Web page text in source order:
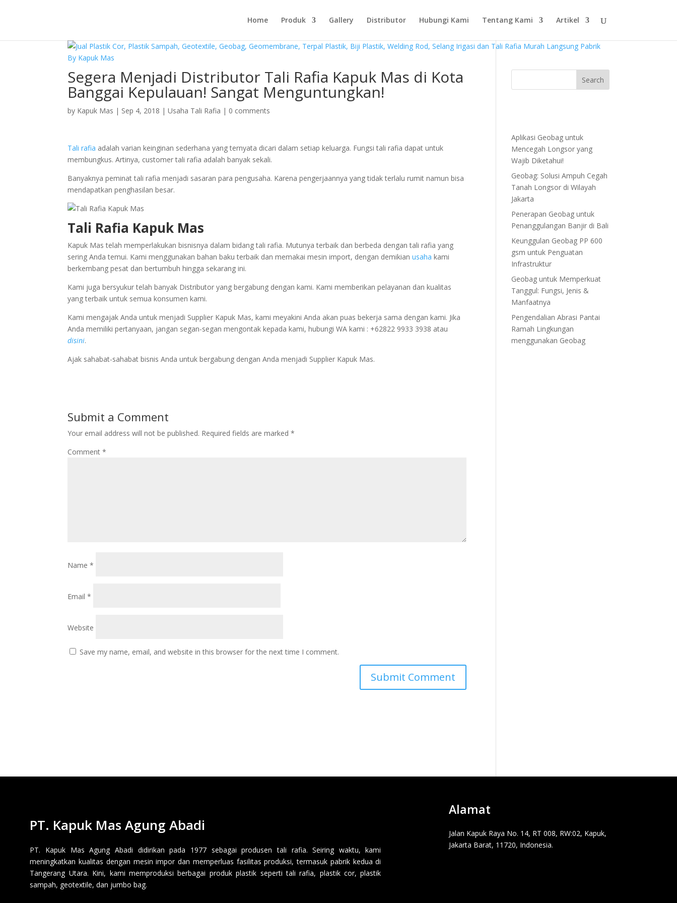
Home Produk Gallery Distributor Hubungi Kami Tentang Kami Artikel
Segera Menjadi Distributor Tali Rafia Kapuk Mas di Kota
Banggai Kepulauan! Sangat Menguntungkan!
by Kapuk Mas | Sep 4, 2018 |Usaha Tali Rafia | 0 comments
Tali rafia adalah varian keinginan sederhana yang ternyata dicari dalam setiap keluarga. Fungsi tali rafia dapat untuk
membungkus. Artinya, customer tali rafia adalah banyak sekali.
Banyaknya peminat tali rafia menjadi sasaran para pengusaha. Karena pengerjaannya yang tidak terlalu rumit namun bisa
mendapatkan penghasilan besar.
Tali Rafia Kapuk Mas
Kapuk Mas telah memperlakukan bisnisnya dalam bidang tali rafia. Mutunya terbaik dan berbeda dengan tali rafia yang
sering Anda temui. Kami menggunakan bahan baku terbaik dan memakai mesin import, dengan demikianusaha kami
berkembang pesat dan bertumbuh hingga sekarang ini.
Kami juga bersyukur telah banyak Distributor yang bergabung dengan kami. Kami memberikan pelayanan dan kualitas
yang terbaik untuk semua konsumen kami.
Kami mengajak Anda untuk menjadi Supplier Kapuk Mas, kami meyakini Anda akan puas bekerja sama dengan kami. Jika
Anda memiliki pertanyaan, jangan segan-segan mengontak kepada kami, hubungi WA kami : +62822 9933 3938 atau
disini.
Ajak sahabat-sahabat bisnis Anda untuk bergabung dengan Anda menjadi Supplier Kapuk Mas.
Submit a Comment
Your email address will not be published. Required fields are marked*
Comment*
Name*
Email*
Website
Save my name, email, and website in this browser for the next time I comment.
Aplikasi Geobag untuk
Mencegah Longsor yang
Wajib Diketahui!
Geobag: Solusi Ampuh Cegah
Tanah Longsor di Wilayah
Jakarta
Penerapan Geobag untuk
Penanggulangan Banjir di Bali
Keunggulan Geobag PP 600
gsm untuk Penguatan
Infrastruktur
Geobag untuk Memperkuat
Tanggul: Fungsi, Jenis &
Manfaatnya
Pengendalian Abrasi Pantai
Ramah Lingkungan
menggunakan Geobag
PT. Kapuk Mas Agung Abadi
PT. Kapuk Mas Agung Abadi didirikan pada 1977 sebagai produsen tali rafia. Seiring waktu, kami
meningkatkan kualitas dengan mesin impor dan memperluas fasilitas produksi, termasuk pabrik kedua di
Tangerang Utara. Kini, kami memproduksi berbagai produk plastik seperti tali rafia, plastik cor, plastik
sampah, geotextile, dan jumbo bag.
Alamat
Jalan Kapuk Raya No. 14, RT 008, RW:02, Kapuk,
Jakarta Barat, 11720, Indonesia.